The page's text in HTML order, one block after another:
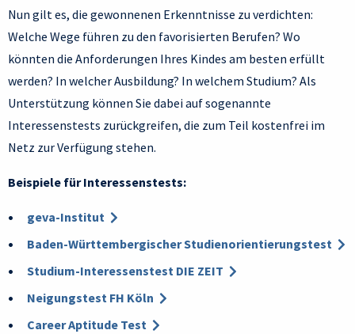
Nun gilt es, die gewonnenen Erkenntnisse zu verdichten:
Welche Wege führen zu den favorisierten Berufen? Wo
könnten die Anforderungen Ihres Kindes am besten erfüllt
werden? In welcher Ausbildung? In welchem Studium? Als
Unterstützung können Sie dabei auf sogenannte
Interessenstests zurückgreifen, die zum Teil kostenfrei im
Netz zur Verfügung stehen.
Beispiele für Interessenstests:
geva-Institut
Baden-Württembergischer Studienorientierungstest
Studium-Interessenstest DIE ZEIT
Neigungstest FH Köln
Career Aptitude Test